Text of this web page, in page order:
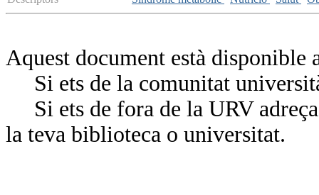
Aquest document està
Si ets de la comunitat
Si ets de fora de la URV
la teva biblioteca o universitat.